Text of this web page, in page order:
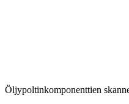
Öljypoltinkomponenttien